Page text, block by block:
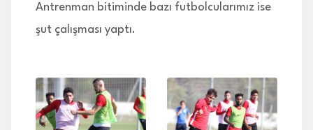
Antrenman bitiminde bazı futbolcularımız ise
şut çalışması yaptı.